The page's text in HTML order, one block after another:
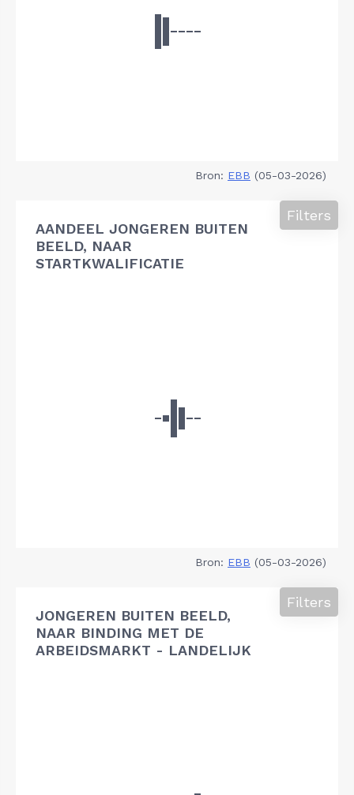
Bron: EBB (05-03-2026)
AANDEEL JONGEREN BUITEN
BEELD, NAAR
STARTKWALIFICATIE
Filters
Bron: EBB (05-03-2026)
JONGEREN BUITEN BEELD,
NAAR BINDING MET DE
ARBEIDSMARKT - LANDELIJK
Filters